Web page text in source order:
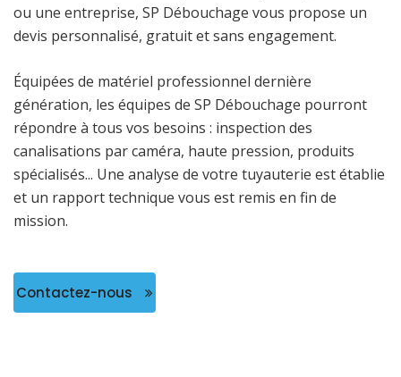
ou une entreprise, SP Débouchage vous propose un
devis personnalisé, gratuit et sans engagement.
Équipées de matériel professionnel dernière
génération, les équipes de SP Débouchage pourront
répondre à tous vos besoins : inspection des
canalisations par caméra, haute pression, produits
spécialisés... Une analyse de votre tuyauterie est établie
et un rapport technique vous est remis en fin de
mission.
Contactez-nous